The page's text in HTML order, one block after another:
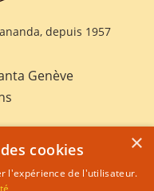
depuis 1957
Genève
×
cookies
l'expérience de l'utilisateur.